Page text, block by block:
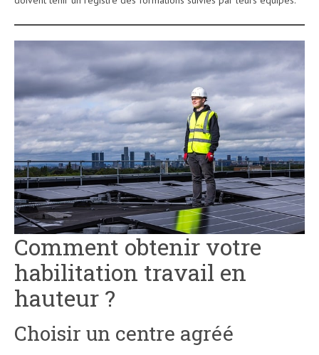
Comment obtenir votre
habilitation travail en
hauteur ?
Choisir un centre agréé